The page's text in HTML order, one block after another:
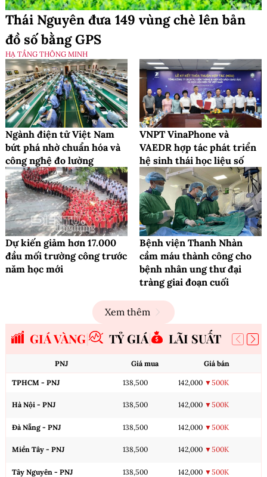
Thái Nguyên đưa 149 vùng chè lên bản
đồ số bằng GPS
HẠ TẦNG THÔNG MINH
Ngành điện tử Việt Nam
bứt phá nhờ chuẩn hóa và
công nghệ đo lường
VNPT VinaPhone và
VAEDR hợp tác phát triển
hệ sinh thái học liệu số
Dự kiến giảm hơn 17.000
đầu mối trường công trước
năm học mới
Bệnh viện Thanh Nhàn
cầm máu thành công cho
bệnh nhân ung thư đại
tràng giai đoạn cuối
Xem thêm
GIÁ VÀNG TỶ GIÁ LÃI SUẤT
PNJ Giá mua Giá bán
TPHCM - PNJ 138,500 142,000 ▼500K
Hà Nội - PNJ 138,500 142,000 ▼500K
Đà Nẵng - PNJ 138,500 142,000 ▼500K
Miền Tây - PNJ 138,500 142,000 ▼500K
Tây Nguyên - PNJ 138,500 142,000 ▼500K